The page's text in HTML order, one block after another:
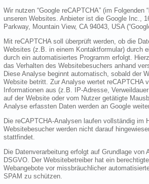
Wir nutzen “Google reCAPTCHA” (im Folgenden
unseren Websites. Anbieter ist die Google Inc.,
Parkway, Mountain View, CA 94043, USA
Mit reCAPTCHA soll überprüft werden, ob die
Websites (z.B. in einem Kontaktformular) durch
durch ein automatisiertes Programm erfolgt.
das Verhalten des Websitebesuchers anhand
Diese Analyse beginnt automatisch, sobald der
Website betritt. Zur Analyse wertet reCAPTCHA
Informationen aus (z.B. IP-Adresse,
auf der Website oder vom Nutzer getätigte
Analyse erfassten Daten werden an Google
Die reCAPTCHA-Analysen laufen vollständig im
Websitebesucher werden nicht darauf
stattfindet.
Die Datenverarbeitung erfolgt auf Grundlage von
DSGVO. Der Websitebetreiber hat ein
Webangebote vor missbräuchlicher
SPAM zu schützen.